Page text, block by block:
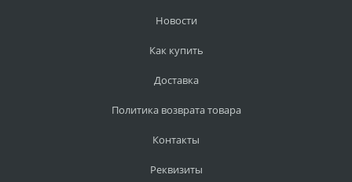
Новости
Как купить
Доставка
Политика возврата товара
Контакты
Реквизиты